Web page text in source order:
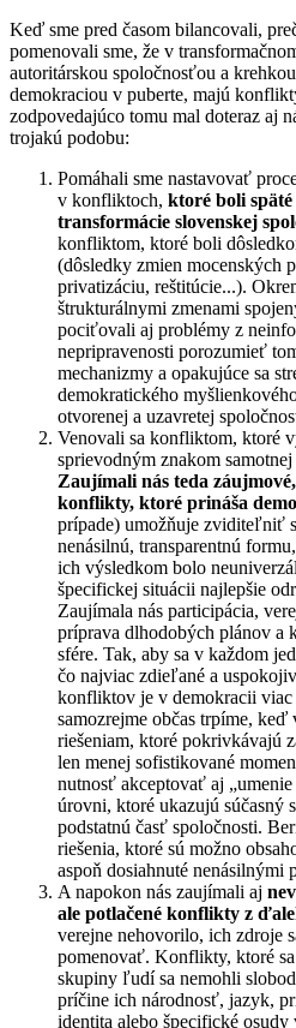
Keď sme pred časom bilancovali,
pomenovali sme, že v
autoritárskou spoločnosťou a
demokraciou v puberte, majú
zodpovedajúco tomu mal doteraz aj
trojakú podobu:
Pomáhali sme nastavovať
v konfliktoch, ktoré boli späté
transformácie slovenskej
konfliktom, ktoré boli
(dôsledky zmien mocenských
privatizáciu, reštitúcie...).
štrukturálnymi zmenami
pociťovali aj problémy z
nepripravenosti porozumieť
mechanizmy a opakujúce sa
demokratického
otvorenej a uzavretej
Venovali sa konfliktom, ktoré
sprievodným znakom
Zaujímali nás teda
konflikty, ktoré prináša
prípade) umožňuje zviditeľniť
nenásilnú, transparentnú
ich výsledkom bolo
špecifickej situácii najlepšie
Zaujímala nás participácia,
príprava dlhodobých plánov a
sfére. Tak, aby sa v každom
čo najviac zdieľané a
konfliktov je v demokracii viac
samozrejme občas trpíme,
riešeniam, ktoré pokrivkávajú
len menej sofistikované
nutnosť akceptovať aj „umenie
úrovni, ktoré ukazujú súčasný
podstatnú časť spoločnosti.
riešenia, ktoré sú možno
aspoň dosiahnuté nenásilnými
A napokon nás zaujímali aj
ale potlačené konflikty z
verejne nehovorilo, ich zdroje
pomenovať. Konflikty, ktoré
skupiny ľudí sa nemohli
príčine ich národnosť, jazyk,
identita alebo špecifické